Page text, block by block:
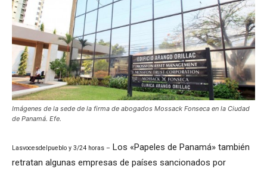
Imágenes de la sede de la firma de abogados Mossack Fonseca en la Ciudad
de Panamá. Efe.
Lasvocesdelpueblo y 3/24 horas – Los «Papeles de Panamá» también
retratan algunas empresas de países sancionados por